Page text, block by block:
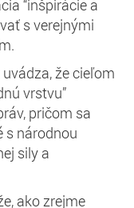
“inšpirácie a
s verejnými
že cieľom
vrstvu”
pričom sa
s národnou
sily a
ako zrejme